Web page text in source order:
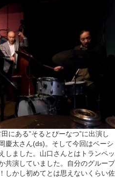
にある”そるとぴーなつ”に出演し
慶太さん(ds)。そして今回はベーシ
しました。山口さんとはトランペッ
共演していました。自分のグループ
しかし初めてとは思えないくらい佐